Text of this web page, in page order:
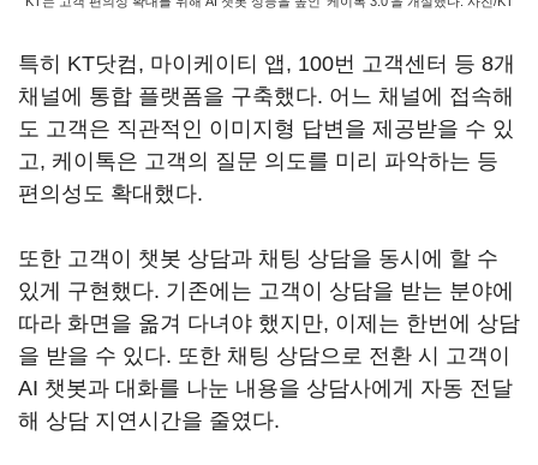
특히 KT닷컴, 마이케이티 앱, 100번 고객센터 등 8개
채널에 통합 플랫폼을 구축했다. 어느 채널에 접속해
도 고객은 직관적인 이미지형 답변을 제공받을 수 있
고, 케이톡은 고객의 질문 의도를 미리 파악하는 등
편의성도 확대했다.
또한 고객이 챗봇 상담과 채팅 상담을 동시에 할 수
있게 구현했다. 기존에는 고객이 상담을 받는 분야에
따라 화면을 옮겨 다녀야 했지만, 이제는 한번에 상담
을 받을 수 있다. 또한 채팅 상담으로 전환 시 고객이
AI 챗봇과 대화를 나눈 내용을 상담사에게 자동 전달
해 상담 지연시간을 줄였다.